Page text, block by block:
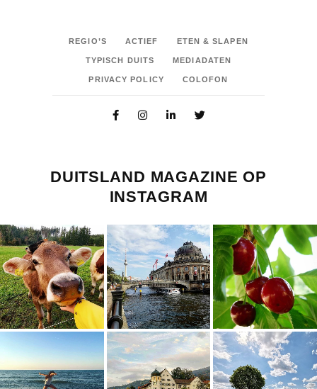
REGIO’S ACTIEF ETEN & SLAPEN
TYPISCH DUITS MEDIADATEN
PRIVACY POLICY COLOFON
DUITSLAND MAGAZINE OP
INSTAGRAM